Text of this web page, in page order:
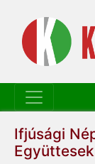
Ifjúsági